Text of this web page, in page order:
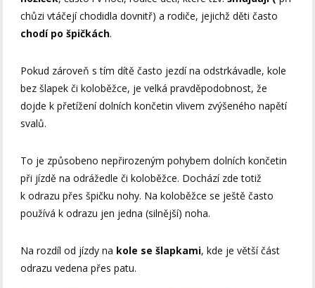
chůzi vtáčejí chodidla dovnitř) a rodiče, jejichž děti často
chodí po špičkách.
Pokud zároveň s tím dítě často jezdí na odstrkávadle, kole
bez šlapek či koloběžce, je velká pravděpodobnost, že
dojde k přetížení dolních končetin vlivem zvýšeného napětí
svalů.
To je způsobeno nepřirozeným pohybem dolních končetin
při jízdě na odrážedle či koloběžce. Dochází zde totiž
k odrazu přes špičku nohy. Na koloběžce se ještě často
používá k odrazu jen jedna (silnější) noha.
Na rozdíl od jízdy na kole se šlapkami, kde je větší část
odrazu vedena přes patu.